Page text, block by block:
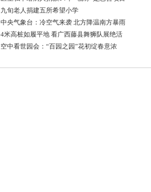
九旬老人捐建五所希望小学
中央气象台：冷空气来袭 北方降温南方暴雨
4米高桩如履平地 看广西藤县舞狮队展绝活
空中看世园会：“百园之园”花初绽春意浓